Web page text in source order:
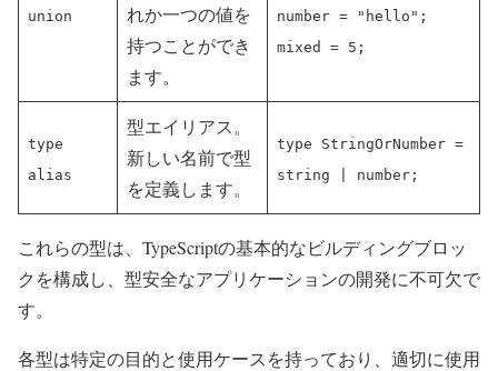
union
れか一つの値を
持つことができ
ます。
number = "hello";
mixed = 5;
type
alias
型エイリアス。
新しい名前で型
を定義します。
type StringOrNumber =
string | number;
これらの型は、TypeScriptの基本的なビルディングブロッ
クを構成し、型安全なアプリケーションの開発に不可欠で
す。
各型は特定の目的と使用ケースを持っており、適切に使用